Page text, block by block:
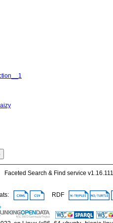
Faceted Search & Find service
RDF